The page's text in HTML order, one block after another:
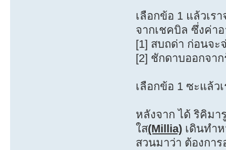
เลือกข้อ 1 แล้วเร
จากเชคบิล ซึ่งค่า
[1] สบถด่า ก่อนจะ
[2] ชักดาบออกจา
เลือกข้อ 1 ซะแล้ว
หลังจาก ได้ ริคิมา
ใส(Millia) เดินทำ
สวนมาว่า ต้องการ